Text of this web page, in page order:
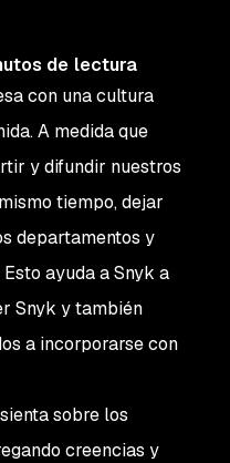
de lectura
con una cultura
A medida que
y difundir nuestros
tiempo, dejar
departamentos y
ayuda a Snyk a
Snyk y también
a incorporarse con
sobre los
creencias y